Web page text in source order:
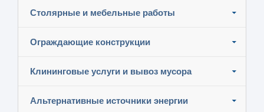
Столярные и мебельные работы
Ограждающие конструкции
Клининговые услуги и вывоз мусора
Альтернативные источники энергии